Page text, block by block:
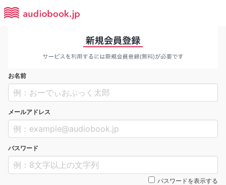
お名前
メールアドレス
パスワード
パスワードを表示する